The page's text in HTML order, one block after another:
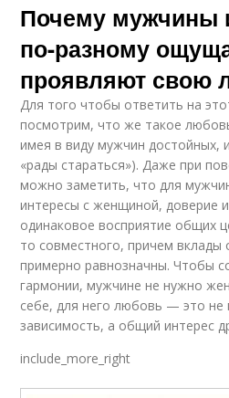
Почему мужчины
по-разному
проявляют свою
Для того чтобы ответить на
посмотрим, что же такое
имея в виду мужчин достойных,
«рады стараться»). Даже при
можно заметить, что для
интересы с женщиной, доверие
одинаковое восприятие общих
то совместного, причем
примерно равнозначны. Чтобы
гармонии, мужчине не нужно
себе, для него любовь — это не
зависимость, а общий интерес
include_more_right